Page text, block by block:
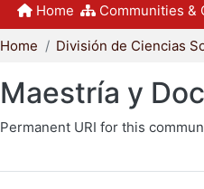
Home Communities &
Home
Maestría y
Permanent URI for this